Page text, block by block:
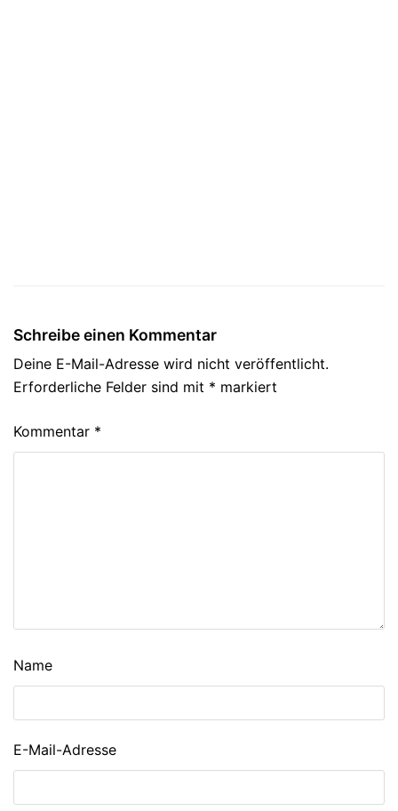
Schreibe einen Kommentar
Deine E-Mail-Adresse wird nicht veröffentlicht.
Erforderliche Felder sind mit * markiert
Kommentar *
Name
E-Mail-Adresse